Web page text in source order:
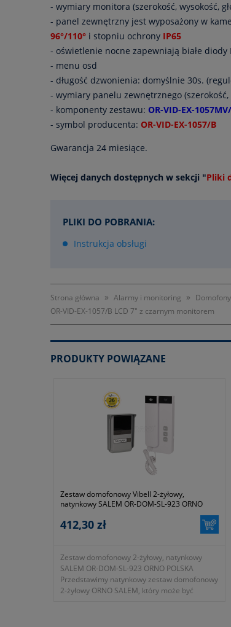
- wymiary monitora (szerokość, wysokość,
- panel zewnętrzny jest wyposażony w
96°/110° i stopniu ochrony IP65
- oświetlenie nocne zapewniają białe diody
- menu osd
- długość dzwonienia: domyślnie 30s.
- wymiary panelu zewnętrznego (szerokość,
- komponenty zestawu: OR-VID-EX-
- symbol producenta: OR-VID-EX-1057/B
Gwarancja 24 miesiące.
Więcej danych dostępnych w sekcji "Pliki
PLIKI DO POBRANIA:
Instrukcja obsługi
Strona główna » Alarmy i monitoring »
OR-VID-EX-1057/B LCD 7" z czarnym monitorem
PRODUKTY POWIĄZANE
Zestaw domofonowy Vibell 2-żyłowy,
natynkowy SALEM OR-DOM-SL-923 ORNO
412,30 zł
Zestaw domofonowy 2-żyłowy, natynkowy
SALEM OR-DOM-SL-923 ORNO POLSKA
Przedstawimy natynkowy zestaw domofonowy
2-żyłowy ORNO SALEM, który może być